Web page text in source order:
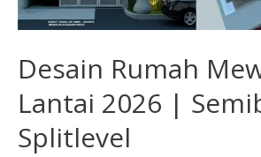
Desain Rumah
Lantai 2026 |
Splitlevel
Semibasemen